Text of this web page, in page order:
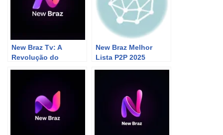
New Braz Tv: A
Revolução do
New Braz Melhor
Lista P2P 2025